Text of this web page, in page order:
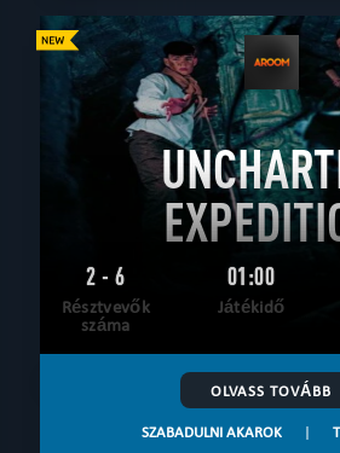
2 - 6
Résztvevők
száma
01:00
Játékidő
OLVASS TOVÁBB
SZABADULNI AKAROK |